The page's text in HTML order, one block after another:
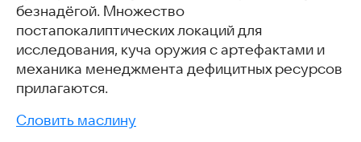
безнадёгой. Множество
постапокалиптических локаций для
исследования, куча оружия с артефактами и
механика менеджмента дефицитных ресурсов
прилагаются.
Словить маслину